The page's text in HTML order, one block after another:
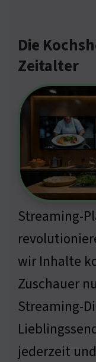
Die
Zeitalter
Streaming-
wir Inhalte
Zuschauer
Streaming-
jederzeit